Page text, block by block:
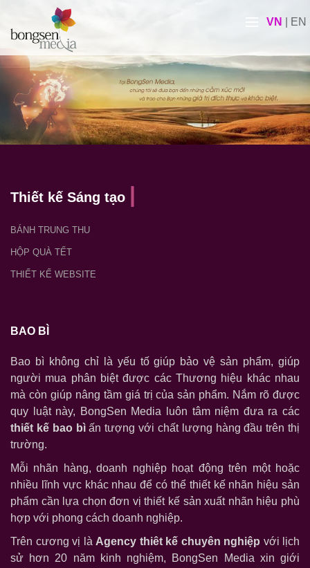
VN EN
Thiết kế Sáng tạo
BÁNH TRUNG THU
HỘP QUÀ TẾT
THIẾT KẾ WEBSITE
BỘ NHẬN DIỆN THƯƠNG HIỆU
BÁO CÁO THƯỜNG NIÊN
LOGO/NHÃN HIỆU
POSTER
BƯU THIẾP
BAO BÌ
CATALOGUE
PRINTAD
BAO BÌ
Bao bì không chỉ là yếu tố giúp bảo vệ sản phẩm, giúp
người mua phân biệt được các Thương hiệu khác nhau
mà còn giúp nâng tầm giá trị của sản phẩm. Nắm rõ được
quy luật này, BongSen Media luôn tâm niệm đưa ra các
thiết kế bao bìấn tượng với chất lượng hàng đầu trên thị
trường.
Mỗi nhãn hàng, doanh nghiệp hoạt động trên một hoặc
nhiều lĩnh vực khác nhau để có thể thiết kế nhãn hiệu sản
phẩm cần lựa chọn đơn vị thiết kế sản xuất nhãn hiệu phù
hợp với phong cách doanh nghiệp.
Trên cương vị là Agency thiêt kế chuyên nghiệp với lịch
sử hơn 20 năm kinh nghiệm, BongSen Media xin giới